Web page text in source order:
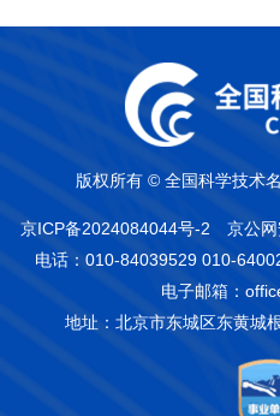
版权所有 © 全国科学技术
京ICP备2024084044号-2
京公
电话：010-84039529 010-
电子邮箱：
地址：北京市东城区东黄城